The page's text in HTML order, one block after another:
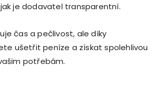
je dodavatel transparentní.
čas a pečlivost, ale díky
ušetřit peníze a získat spolehlivou
potřebám.